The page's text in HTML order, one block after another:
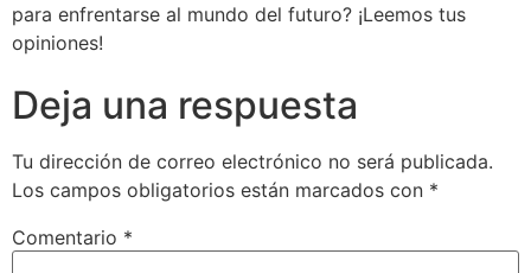
para enfrentarse al mundo del futuro? ¡Leemos tus
opiniones!
Deja una respuesta
Tu dirección de correo electrónico no será publicada.
Los campos obligatorios están marcados con *
Comentario *